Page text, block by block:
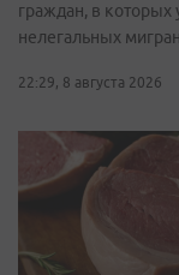
граждан, в
нелегальных
22:29, 8 августа 2026